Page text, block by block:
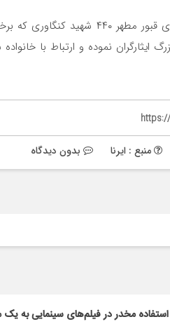
این موسسه علاوه بر مستندسازی
ایثارگران نموده و ارتباط با
منبع : ایرنا بدون دیدگاه
استفاده مخدر در فیلم‌های سینمایی